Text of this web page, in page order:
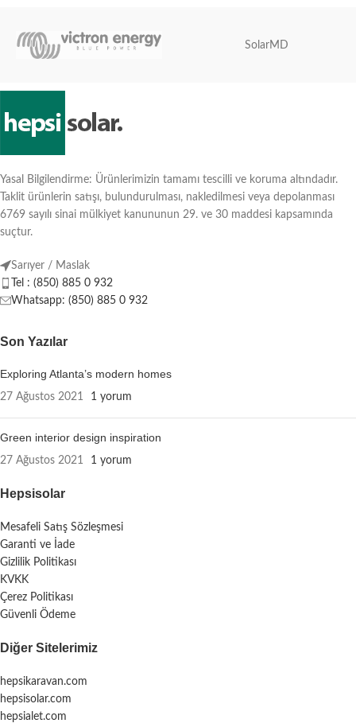
SolarMD
Yasal Bilgilendirme: Ürünlerimizin tamamı tescilli ve koruma altındadır.
Taklit ürünlerin satışı, bulundurulması, nakledilmesi veya depolanması
6769 sayılı sinai mülkiyet kanununun 29. ve 30 maddesi kapsamında
suçtur.
Sarıyer / Maslak
Tel : (850) 885 0 932
Whatsapp: (850) 885 0 932
Son Yazılar
Exploring Atlanta’s modern homes
27 Ağustos 2021 1 yorum
Green interior design inspiration
27 Ağustos 2021 1 yorum
Hepsisolar
Mesafeli Satış Sözleşmesi
Garanti ve İade
Gizlilik Politikası
KVKK
Çerez Politikası
Güvenli Ödeme
Diğer Sitelerimiz
hepsikaravan.com
hepsisolar.com
hepsialet.com